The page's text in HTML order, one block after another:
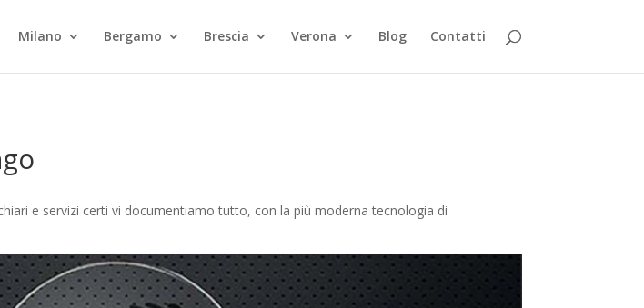
Milano Bergamo Brescia Verona Blog Contatti
e servizi certi vi documentiamo tutto, con la più moderna tecnologia di